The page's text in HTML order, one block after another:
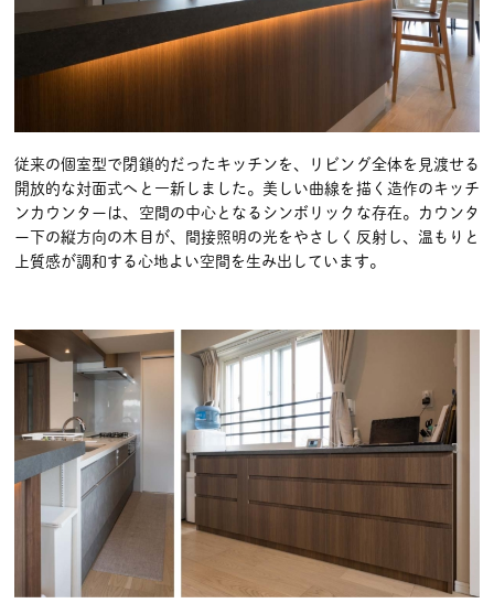
従来の個室型で閉鎖的だったキッチンを、リビング全体を見渡せる
開放的な対面式へと一新しました。美しい曲線を描く造作のキッチ
ンカウンターは、空間の中心となるシンボリックな存在。カウンタ
ー下の縦方向の木目が、間接照明の光をやさしく反射し、温もりと
上質感が調和する心地よい空間を生み出しています。